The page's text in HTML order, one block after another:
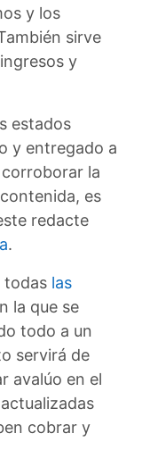
y los
sirve
y
estados
y entregado a
la
es
redacte
.
todas las
la que se
todo a un
servirá de
avalúo en el
cobrar y